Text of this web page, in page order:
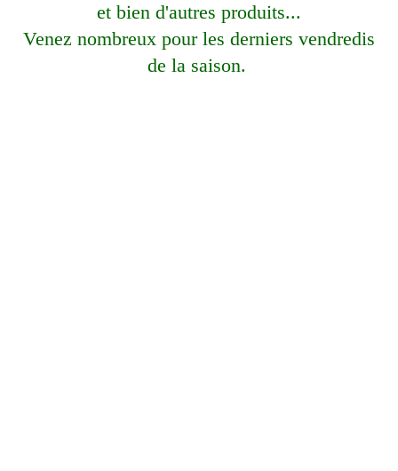
et bien d'autres produits...
Venez nombreux pour les derniers vendredis
de la saison.